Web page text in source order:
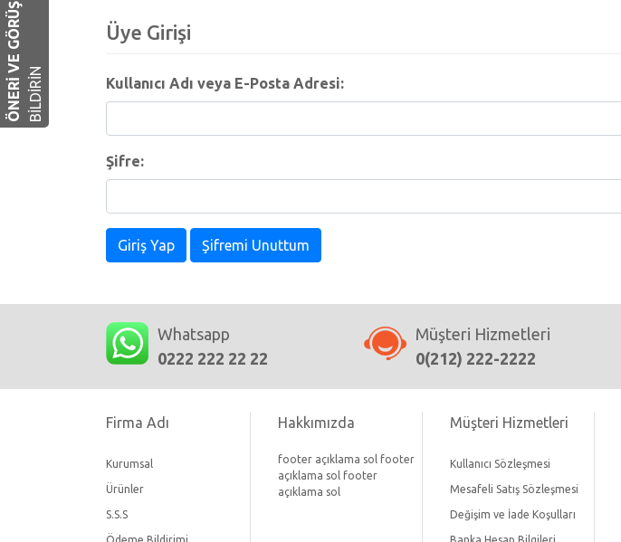
Üye Girişi
Kullanıcı Adı veya E-Posta Adresi:
Şifre:
Giriş Yap Şifremi Unuttum
Whatsapp
0222 222 22 22
Müşteri Hizmetleri
0(212) 222-2222
Firma Adı
Kurumsal
Ürünler
S.S.S
Hakkımızda
footer açıklama sol footer
açıklama sol footer
açıklama sol
Müşteri Hizmetleri
Kullanıcı Sözleşmesi
Mesafeli Satış Sözleşmesi
Değişim ve İade Koşulları
ÖNERI VE GÖRÜŞBILDIRIN